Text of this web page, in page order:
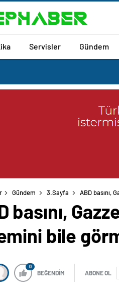
Servisler Gündem
Gündem 3.Sayfa ABD basını,
basını,
bile
0
BEĞENDİM ABONE OL